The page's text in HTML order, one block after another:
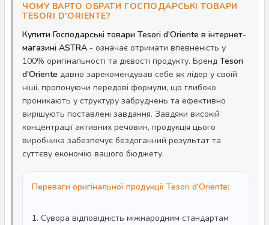
ЧОМУ ВАРТО ОБРАТИ ГОСПОДАРСЬКІ ТОВАРИ
TESORI D'ORIENTE?
Купити Господарські товари Tesori d'Oriente в інтернет-
магазині ASTRA - означає отримати впевненість у
100% оригінальності та дієвості продукту. Бренд Tesori
d'Oriente давно зарекомендував себе як лідер у своїй
ніші, пропонуючи передові формули, що глибоко
проникають у структуру забруднень та ефективно
вирішують поставлені завдання. Завдяки високій
концентрації активних речовин, продукція цього
виробника забезпечує бездоганний результат та
суттєву економію вашого бюджету.
Переваги оригінальної продукції Tesori d'Oriente:
1. Сувора відповідність міжнародним стандартам